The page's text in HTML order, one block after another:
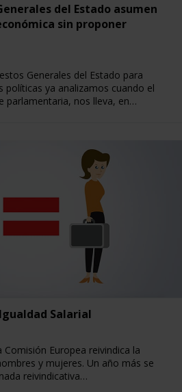
del Estado asumen
sin proponer
Generales del Estado para
políticas ya analizamos cuando el
parlamentaria, nos lleva, en…
Salarial
Europea reivindica la
y mujeres. Un año más se
reivindicativa…